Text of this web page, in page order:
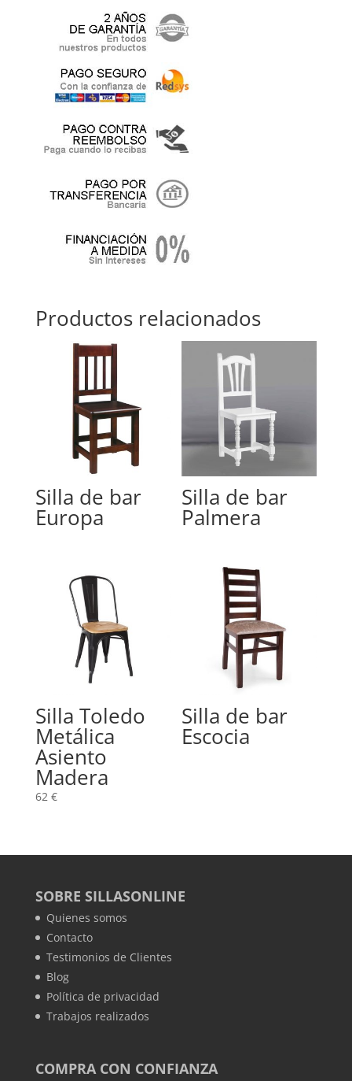
Productos relacionados
Silla de bar
Europa
Silla de bar
Palmera
Silla Toledo
Metálica
Asiento
Madera
62 €
Silla de bar
Escocia
SOBRE SILLASONLINE
Quienes somos
Contacto
Testimonios de Clientes
Blog
Política de privacidad
Trabajos realizados
COMPRA CON CONFIANZA